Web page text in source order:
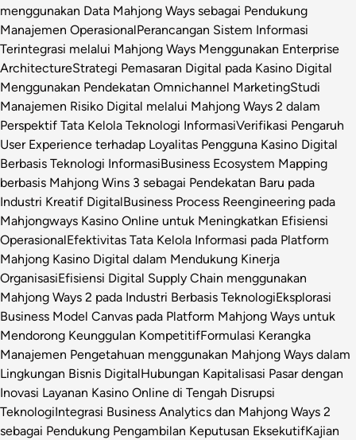
menggunakan Data Mahjong Ways sebagai Pendukung
Manajemen OperasionalPerancangan Sistem Informasi
Terintegrasi melalui Mahjong Ways Menggunakan Enterprise
ArchitectureStrategi Pemasaran Digital pada Kasino Digital
Menggunakan Pendekatan Omnichannel MarketingStudi
Manajemen Risiko Digital melalui Mahjong Ways 2 dalam
Perspektif Tata Kelola Teknologi InformasiVerifikasi Pengaruh
User Experience terhadap Loyalitas Pengguna Kasino Digital
Berbasis Teknologi InformasiBusiness Ecosystem Mapping
berbasis Mahjong Wins 3 sebagai Pendekatan Baru pada
Industri Kreatif DigitalBusiness Process Reengineering pada
Mahjongways Kasino Online untuk Meningkatkan Efisiensi
OperasionalEfektivitas Tata Kelola Informasi pada Platform
Mahjong Kasino Digital dalam Mendukung Kinerja
OrganisasiEfisiensi Digital Supply Chain menggunakan
Mahjong Ways 2 pada Industri Berbasis TeknologiEksplorasi
Business Model Canvas pada Platform Mahjong Ways untuk
Mendorong Keunggulan KompetitifFormulasi Kerangka
Manajemen Pengetahuan menggunakan Mahjong Ways dalam
Lingkungan Bisnis DigitalHubungan Kapitalisasi Pasar dengan
Inovasi Layanan Kasino Online di Tengah Disrupsi
TeknologiIntegrasi Business Analytics dan Mahjong Ways 2
sebagai Pendukung Pengambilan Keputusan EksekutifKajian